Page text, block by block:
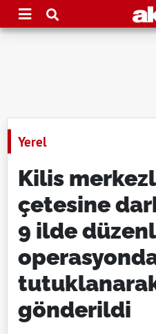
Yerel
Kilis
çetesine
9 ilde
gönderildi